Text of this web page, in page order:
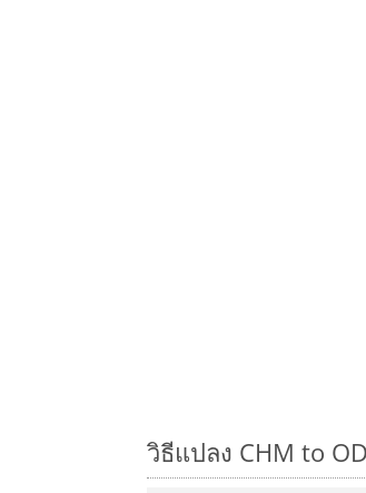
วิธีแปลง CHM to